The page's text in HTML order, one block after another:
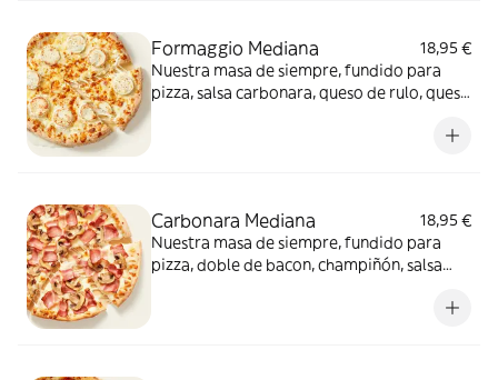
Formaggio Mediana
18,95 €
Nuestra masa de siempre, fundido para
pizza, salsa carbonara, queso de rulo, queso
cheddar, gouda, emmental , mozzarella y
Carbonara Mediana
18,95 €
Nuestra masa de siempre, fundido para
pizza, doble de bacon, champiñón, salsa